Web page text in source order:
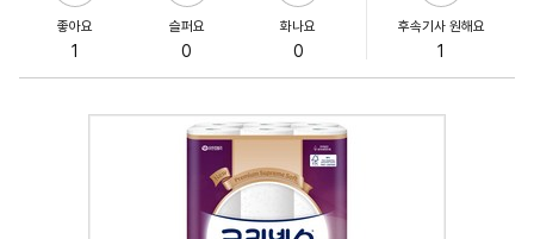
좋아요
1
슬퍼요
0
화나요
0
후속기사 원해요
1